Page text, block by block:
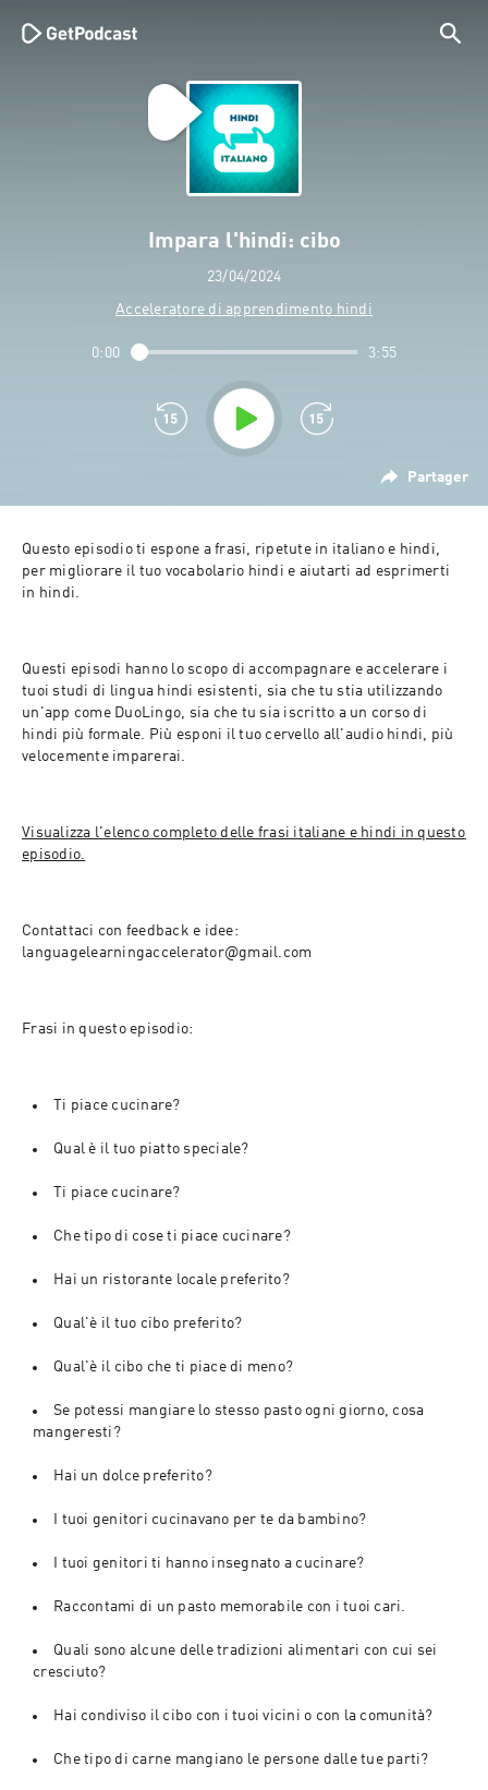
Impara l'hindi: cibo
23/04/2024
Acceleratore di apprendimento hindi
Partager
0:00 3:55
Questo episodio ti espone a frasi, ripetute in italiano e hindi,
per migliorare il tuo vocabolario hindi e aiutarti ad esprimerti
in hindi.
Questi episodi hanno lo scopo di accompagnare e accelerare i
tuoi studi di lingua hindi esistenti, sia che tu stia utilizzando
un'app come DuoLingo, sia che tu sia iscritto a un corso di
hindi più formale. Più esponi il tuo cervello all'audio hindi, più
velocemente imparerai.
Visualizza l'elenco completo delle frasi italiane e hindi in questo
episodio.
Contattaci con feedback e idee:
languagelearningaccelerator@gmail.com
Frasi in questo episodio:
Ti piace cucinare?
Qual è il tuo piatto speciale?
Ti piace cucinare?
Che tipo di cose ti piace cucinare?
Hai un ristorante locale preferito?
Qual'è il tuo cibo preferito?
Qual'è il cibo che ti piace di meno?
Se potessi mangiare lo stesso pasto ogni giorno, cosa
mangeresti?
Hai un dolce preferito?
I tuoi genitori cucinavano per te da bambino?
I tuoi genitori ti hanno insegnato a cucinare?
Raccontami di un pasto memorabile con i tuoi cari.
Quali sono alcune delle tradizioni alimentari con cui sei
cresciuto?
Hai condiviso il cibo con i tuoi vicini o con la comunità?
Che tipo di carne mangiano le persone dalle tue parti?